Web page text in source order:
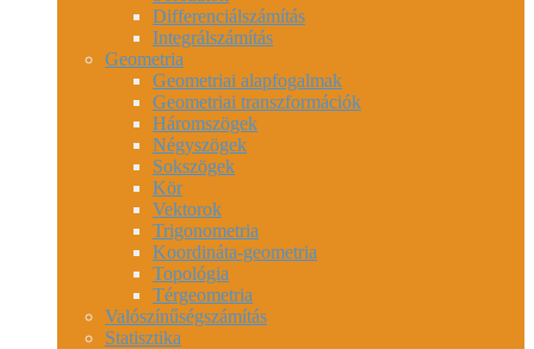
Differenciálszámítás
Integrálszámítás
Geometria
Geometriai alapfogalmak
Geometriai transzformációk
Háromszögek
Négyszögek
Sokszögek
Kör
Vektorok
Trigonometria
Koordináta-geometria
Topológia
Térgeometria
Valószínűségszámítás
Statisztika